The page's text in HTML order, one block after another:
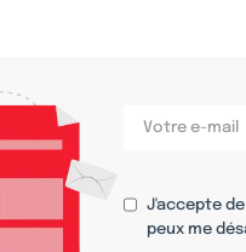
J'accepte
peux me